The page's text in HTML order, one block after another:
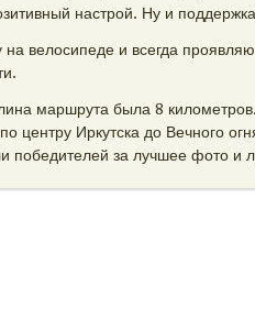
настрой. Ну и
велосипеде и всегда
маршрута была 8
центру Иркутска до Вечного
победителей за лучшее фото и